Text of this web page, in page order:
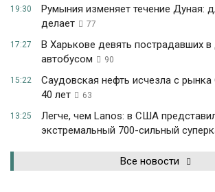
19:30
Румыния изменяет течение Дуная:
делает
77
17:27
В Харькове девять пострадавших
автобусом
90
15:22
Саудовская нефть исчезла с
40 лет
63
13:25
Легче, чем Lanos: в США
экстремальный 700-сильный
Все новости